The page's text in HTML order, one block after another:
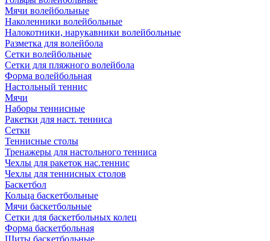
Мячи волейбольные
Наколенники волейбольные
Налокотники, нарукавники волейбольные
Разметка для волейбола
Сетки волейбольные
Сетки для пляжного волейбола
Форма волейбольная
Настольный теннис
Мячи
Наборы теннисные
Ракетки для наст. тенниса
Сетки
Теннисные столы
Тренажеры для настольного тенниса
Чехлы для ракеток нас.теннис
Чехлы для теннисных столов
Баскетбол
Кольца баскетбольные
Мячи баскетбольные
Сетки для баскетбольных колец
Форма баскетбольная
Щиты баскетбольные